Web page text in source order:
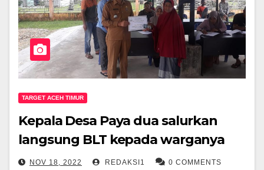
TARGET ACEH TIMUR
Kepala Desa Paya dua salurkan
langsung BLT kepada warganya
NOV 18, 2022 REDAKSI1 0 COMMENTS